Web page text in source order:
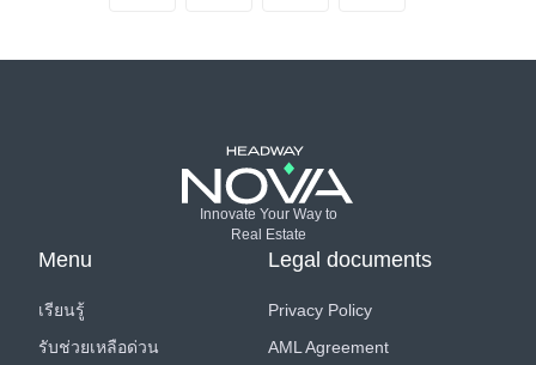
Innovate Your Way to
Real Estate
Menu
เรียนรู้
รับช่วยเหลือด่วน
Legal documents
Privacy Policy
AML Agreement